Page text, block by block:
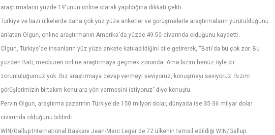
araştırmaların yüzde 19'unun online olarak yapıldığına dikkati çekti.
Türkiye ve bazı ülkelerde daha çok yüz yüze anketler ve görüşmelerle araştırmaların yürütüldüğünü
anlatan Olgun, online araştırmanın Amerika'da yüzde 49-50 civarında olduğunu kaydetti.
Olgun, Türkiye'de insanların yüz yüze ankete katılabildiğini dile getirerek, “Batı'da bu çok zor. Bu
yüzden Batı, mecburen online araştırmaya geçmek zorunda. Ama bizim henüz öyle bir
zorunluluğumuz yok. Biz araştırmaya cevap vermeyi seviyoruz, konuşmayı seviyoruz. Bizim
görüşlerimizin birtakım konulara yön vermesini istiyoruz” diye konuştu.
Pervin Olgun, araştırma pazarının Türkiye'de 150 milyon dolar, dünyada ise 35-36 milyar dolar
civarında olduğunu bildirdi.
WIN/Gallup International Başkanı Jean-Marc Leger de 72 ülkenin temsil edildiği WIN/Gallup